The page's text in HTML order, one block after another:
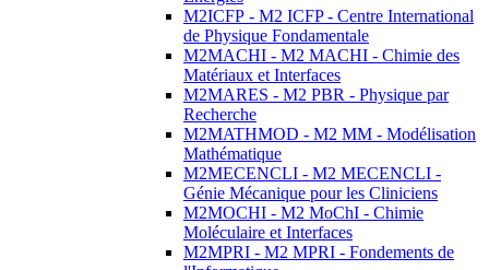
M2ICFP - M2 ICFP - Centre International
de Physique Fondamentale
M2MACHI - M2 MACHI - Chimie des
Matériaux et Interfaces
M2MARES - M2 PBR - Physique par
Recherche
M2MATHMOD - M2 MM - Modélisation
Mathématique
M2MECENCLI - M2 MECENCLI -
Génie Mécanique pour les Cliniciens
M2MOCHI - M2 MoChI - Chimie
Moléculaire et Interfaces
M2MPRI - M2 MPRI - Fondements de